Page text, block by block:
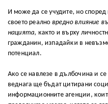
И може да се учудите, но според
своето реално вредно влияние
нацията, както и върху
гражданин, изпадайки в
потенциал.
Ако се навлезе в дълбочина и се
веднага ще бъдат цитирани
информационните агенции,